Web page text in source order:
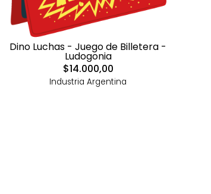
Dino Luchas - Juego de Billetera -
Ludogonia
$14.000,00
Industria Argentina